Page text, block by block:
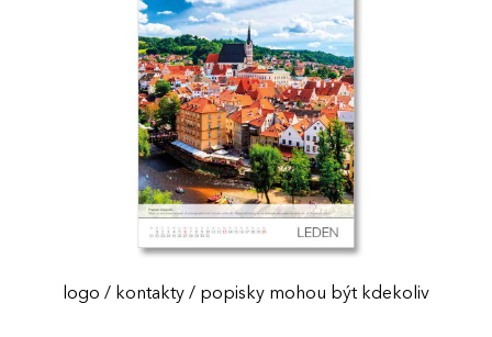
logo / kontakty / popisky mohou být kdekoliv